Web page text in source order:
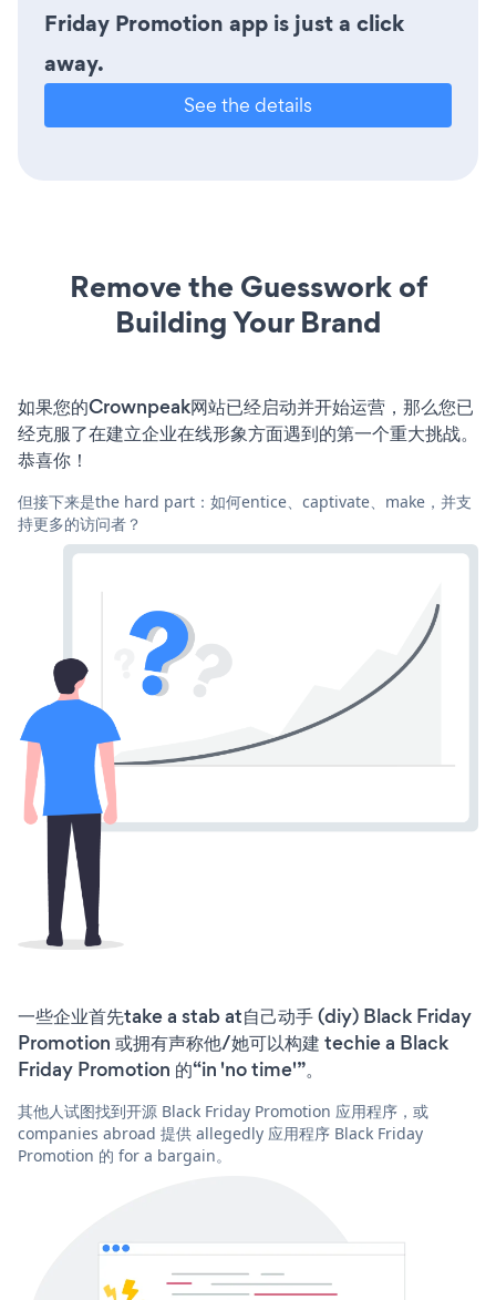
Friday Promotion app is just a click
away.
See the details
Remove the Guesswork of
Building Your Brand
如果您的Crownpeak网站已经启动并开始运营，那么您已
经克服了在建立企业在线形象方面遇到的第一个重大挑战。
恭喜你！
但接下来是the hard part：如何entice、captivate、make，并支
持更多的访问者？
一些企业首先take a stab at自己动手 (diy) Black Friday
Promotion 或拥有声称他/她可以构建 techie a Black
Friday Promotion 的“in 'no time'”。
其他人试图找到开源 Black Friday Promotion 应用程序，或
companies abroad 提供 allegedly 应用程序 Black Friday
Promotion 的 for a bargain。